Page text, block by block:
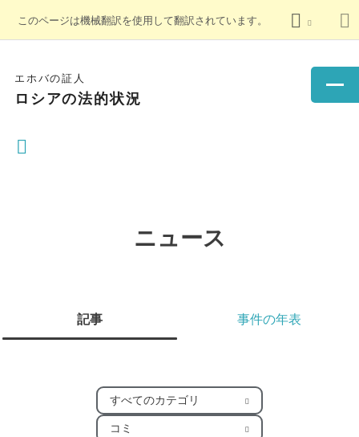
このページは機械翻訳を使用して翻訳されています。
エホバの証人
ロシアの法的状況
ニュース
記事 事件の年表
すべてのカテゴリ
コミ